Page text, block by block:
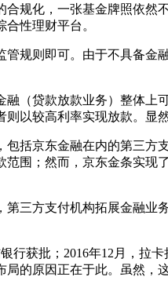
规化，一张基金牌照依然
性理财平台。
则即可。由于不具备金
贷款放款业务）整体上
以较高利率实现放款。显
京东金融在内的第三方
围；然而，京东金条实
方支付机构拓展金融业
行获批；2016年12月，拉
的原因正在于此。虽然